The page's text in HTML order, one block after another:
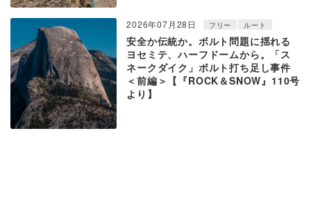
2026年07月28日 フリー ルート
安全か伝統か。ボルト問題に揺れる
ヨセミテ、ハーフドームから。「ス
ネークダイク」ボルト打ち足し事件
＜前編＞【『ROCK＆SNOW』110号
より】